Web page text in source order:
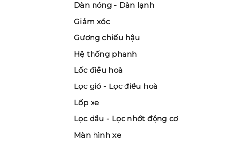
Dàn nóng - Dàn lạnh
Giảm xóc
Gương chiếu hậu
Hệ thống phanh
Lốc điều hoà
Lọc gió - Lọc điều hoà
Lốp xe
Lọc dầu - Lọc nhớt động cơ
Màn hình xe